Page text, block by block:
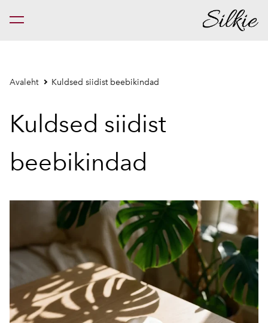
lisati ostukorvi.
Avaleht Kuldsed siidist beebikindad
Kuldsed siidist
beebikindad